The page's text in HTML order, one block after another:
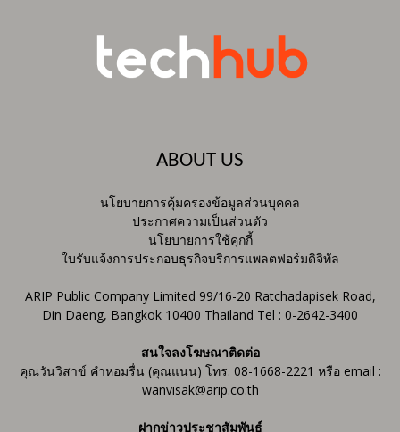
ABOUT US
นโยบายการคุ้มครองข้อมูลส่วนบุคคล
ประกาศความเป็นส่วนตัว
นโยบายการใช้คุกกี้
ใบรับแจ้งการประกอบธุรกิจบริการแพลตฟอร์มดิจิทัล
ARIP Public Company Limited 99/16-20 Ratchadapisek Road,
Din Daeng, Bangkok 10400 Thailand Tel : 0-2642-3400
สนใจลงโฆษณาติดต่อ
คุณวันวิสาข์ คำหอมรื่น (คุณแนน) โทร. 08-1668-2221 หรือ email :
wanvisak@arip.co.th
ฝากข่าวประชาสัมพันธ์